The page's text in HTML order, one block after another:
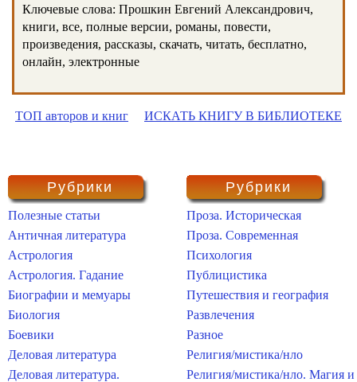
Ключевые слова: Прошкин Евгений Александрович,
книги, все, полные версии, романы, повести,
произведения, рассказы, скачать, читать, бесплатно,
онлайн, электронные
ТОП авторов и книг ИСКАТЬ КНИГУ В БИБЛИОТЕКЕ
Рубрики
Полезные статьи
Античная литература
Астрология
Астрология. Гадание
Биографии и мемуары
Биология
Боевики
Деловая литература
Деловая литература.
Рубрики
Проза. Историческая
Проза. Современная
Психология
Публицистика
Путешествия и география
Развлечения
Разное
Религия/мистика/нло
Религия/мистика/нло. Магия и